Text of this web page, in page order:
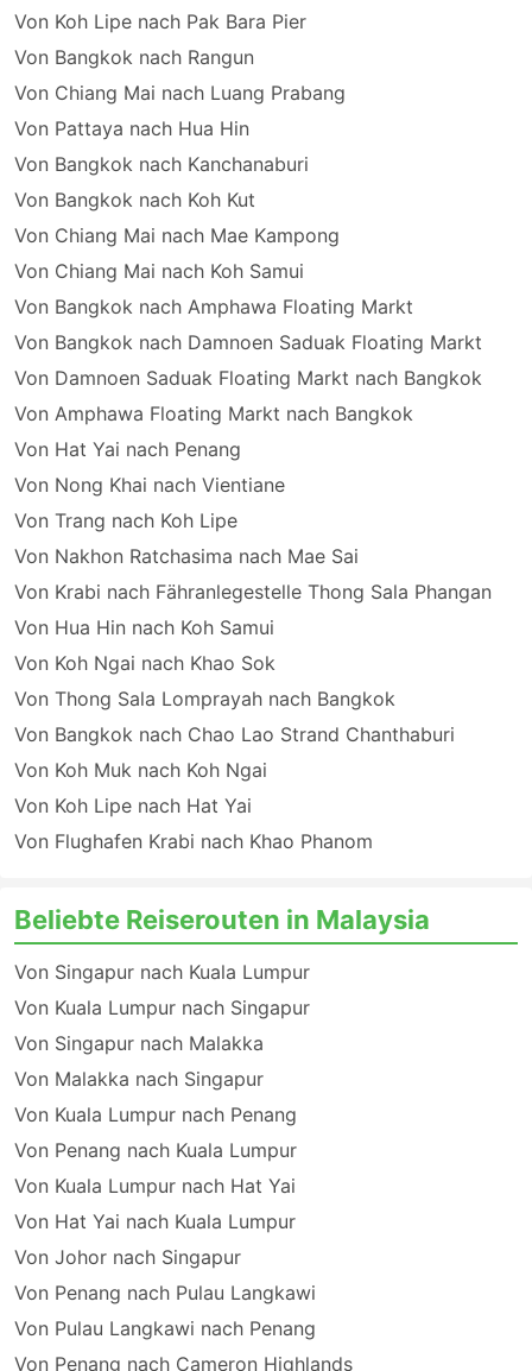
Von Koh Lipe nach Pak Bara Pier
Von Bangkok nach Rangun
Von Chiang Mai nach Luang Prabang
Von Pattaya nach Hua Hin
Von Bangkok nach Kanchanaburi
Von Bangkok nach Koh Kut
Von Chiang Mai nach Mae Kampong
Von Chiang Mai nach Koh Samui
Von Bangkok nach Amphawa Floating Markt
Von Bangkok nach Damnoen Saduak Floating Markt
Von Damnoen Saduak Floating Markt nach Bangkok
Von Amphawa Floating Markt nach Bangkok
Von Hat Yai nach Penang
Von Nong Khai nach Vientiane
Von Trang nach Koh Lipe
Von Nakhon Ratchasima nach Mae Sai
Von Krabi nach Fähranlegestelle Thong Sala Phangan
Von Hua Hin nach Koh Samui
Von Koh Ngai nach Khao Sok
Von Thong Sala Lomprayah nach Bangkok
Von Bangkok nach Chao Lao Strand Chanthaburi
Von Koh Muk nach Koh Ngai
Von Koh Lipe nach Hat Yai
Von Flughafen Krabi nach Khao Phanom
Beliebte Reiserouten in Malaysia
Von Singapur nach Kuala Lumpur
Von Kuala Lumpur nach Singapur
Von Singapur nach Malakka
Von Malakka nach Singapur
Von Kuala Lumpur nach Penang
Von Penang nach Kuala Lumpur
Von Kuala Lumpur nach Hat Yai
Von Hat Yai nach Kuala Lumpur
Von Johor nach Singapur
Von Penang nach Pulau Langkawi
Von Pulau Langkawi nach Penang
Von Penang nach Cameron Highlands